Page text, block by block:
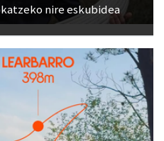
nire eskubidea